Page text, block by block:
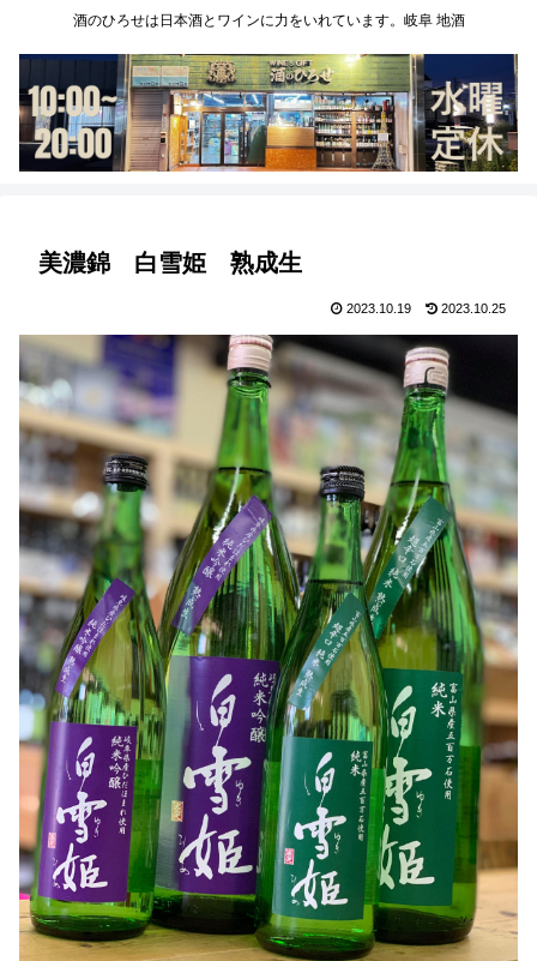
酒のひろせは日本酒とワインに力をいれています。岐阜 地酒
美濃錦 白雪姫 熟成生
2023.10.19 2023.10.25